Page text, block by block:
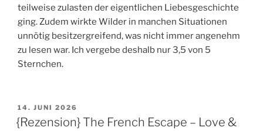
teilweise zulasten der eigentlichen Liebesgeschichte
ging. Zudem wirkte Wilder in manchen Situationen
unnötig besitzergreifend, was nicht immer angenehm
zu lesen war. Ich vergebe deshalb nur 3,5 von 5
Sternchen.
VERÖFFENTLICHT
AM
14. JUNI 2026
{Rezension} The French Escape – Love &